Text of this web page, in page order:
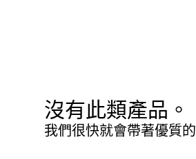
沒有此類產品。
我們很快就會帶著優質